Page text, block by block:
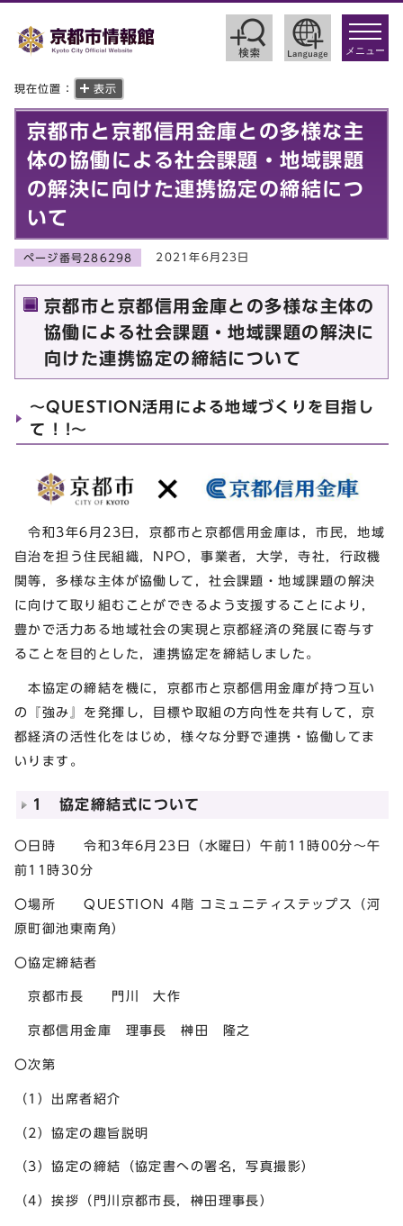
toggle
メニュー
現在位置： 表示
京都市と京都信用金庫との多様な主
体の協働による社会課題・地域課題
の解決に向けた連携協定の締結につ
いて
ページ番号286298 2021年6月23日
京都市と京都信用金庫との多様な主体の
協働による社会課題・地域課題の解決に
向けた連携協定の締結について
～QUESTION活用による地域づくりを目指し
て ! !～
令和3年6月23日，京都市と京都信用金庫は，市民，地域
自治を担う住民組織，NPO，事業者，大学，寺社，行政機
関等，多様な主体が協働して，社会課題・地域課題の解決
に向けて取り組むことができるよう支援することにより，
豊かで活力ある地域社会の実現と京都経済の発展に寄与す
ることを目的とした，連携協定を締結しました。
本協定の締結を機に，京都市と京都信用金庫が持つ互い
の『強み』を発揮し，目標や取組の方向性を共有して，京
都経済の活性化をはじめ，様々な分野で連携・協働してま
いります。
1 協定締結式について
〇日時 令和3年6月23日（水曜日）午前11時00分～午
前11時30分
〇場所 QUESTION 4階 コミュニティステップス（河
原町御池東南角）
〇協定締結者
京都市長 門川 大作
京都信用金庫 理事長 榊󠄀田 隆之
〇次第
（1）出席者紹介
（2）協定の趣旨説明
（3）協定の締結（協定書への署名，写真撮影）
（4）挨拶（門川京都市長，榊󠄀田理事長）